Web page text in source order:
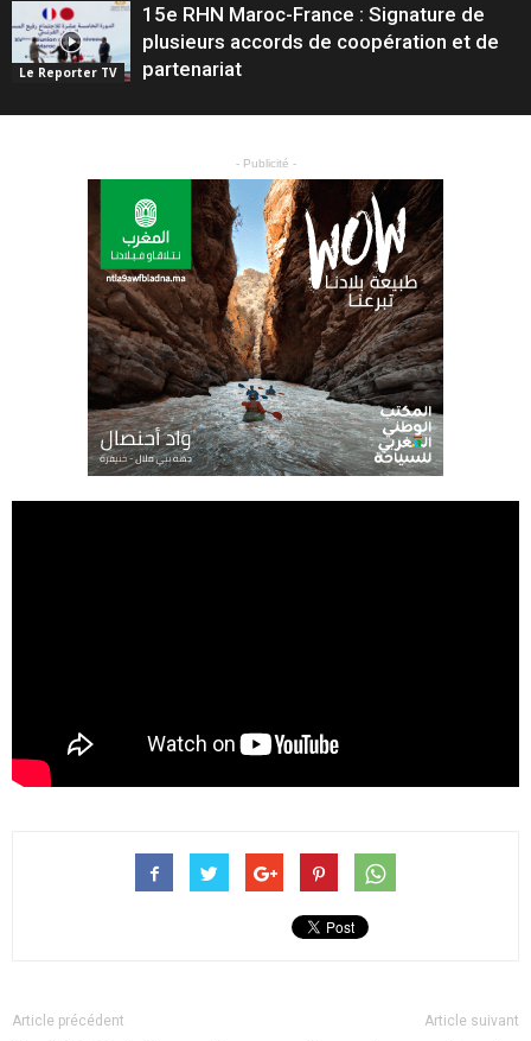
Le Reporter TV
15e RHN Maroc-France : Signature de
plusieurs accords de coopération et de
partenariat
- Publicité -
Article précédent Article suivant